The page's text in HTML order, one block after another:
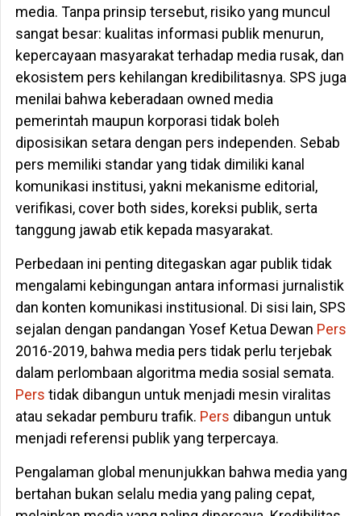
media. Tanpa prinsip tersebut, risiko yang muncul
sangat besar: kualitas informasi publik menurun,
kepercayaan masyarakat terhadap media rusak, dan
ekosistem pers kehilangan kredibilitasnya. SPS juga
menilai bahwa keberadaan owned media
pemerintah maupun korporasi tidak boleh
diposisikan setara dengan pers independen. Sebab
pers memiliki standar yang tidak dimiliki kanal
komunikasi institusi, yakni mekanisme editorial,
verifikasi, cover both sides, koreksi publik, serta
tanggung jawab etik kepada masyarakat.
Perbedaan ini penting ditegaskan agar publik tidak
mengalami kebingungan antara informasi jurnalistik
dan konten komunikasi institusional. Di sisi lain, SPS
sejalan dengan pandangan Yosef Ketua Dewan Pers
2016-2019, bahwa media pers tidak perlu terjebak
dalam perlombaan algoritma media sosial semata.
Pers tidak dibangun untuk menjadi mesin viralitas
atau sekadar pemburu trafik. Pers dibangun untuk
menjadi referensi publik yang terpercaya.
Pengalaman global menunjukkan bahwa media yang
bertahan bukan selalu media yang paling cepat,